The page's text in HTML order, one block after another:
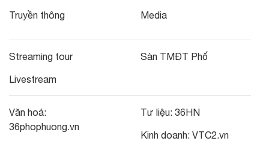
Truyền thông Media
Streaming tour
Livestream
Sàn TMĐT Phố
Văn hoá:
36phophuong.vn
Tư liệu: 36HN
Kinh doanh: VTC2.vn